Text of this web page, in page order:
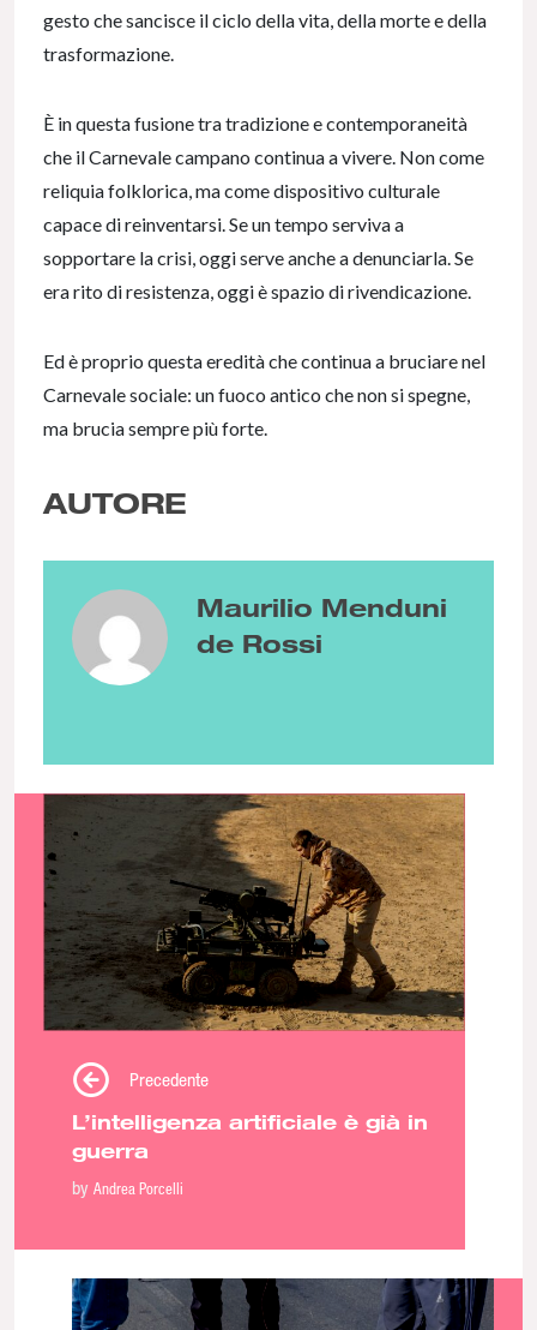
gesto che sancisce il ciclo della vita, della morte e della
trasformazione.
È in questa fusione tra tradizione e contemporaneità
che il Carnevale campano continua a vivere. Non come
reliquia folklorica, ma come dispositivo culturale
capace di reinventarsi. Se un tempo serviva a
sopportare la crisi, oggi serve anche a denunciarla. Se
era rito di resistenza, oggi è spazio di rivendicazione.
Ed è proprio questa eredità che continua a bruciare nel
Carnevale sociale: un fuoco antico che non si spegne,
ma brucia sempre più forte.
AUTORE
Maurilio Menduni
de Rossi
Precedente
L’intelligenza artificiale è già in
guerra
by Andrea Porcelli